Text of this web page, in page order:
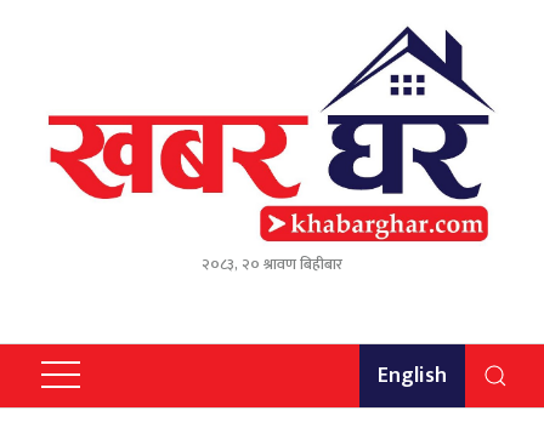
२०८३, २० श्रावण बिहीबार
English